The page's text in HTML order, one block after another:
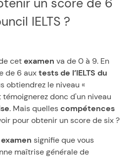
IELTS ?
cetexamen va de 0 à 9. En
de 6 auxtests de l’IELTS du
obtiendrez le niveau «
donc d'un niveau
. Mais quellescompétences
pour obtenir un score de six ?
examen signifie que vous
maîtrise générale de